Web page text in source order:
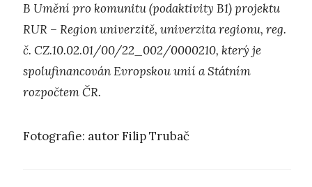
B Umění pro komunitu (podaktivity B1) projektu
RUR – Region univerzitě, univerzita regionu, reg.
č. CZ.10.02.01/00/22_002/0000210, který je
spolufinancován Evropskou unií a Státním
rozpočtem ČR.
Fotografie: autor Filip Trubač